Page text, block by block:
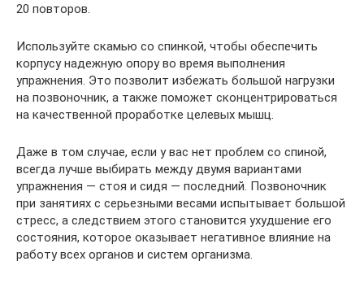
20 повторов.
Используйте скамью со спинкой, чтобы обеспечить
корпусу надежную опору во время выполнения
упражнения. Это позволит избежать большой нагрузки
на позвоночник, а также поможет сконцентрироваться
на качественной проработке целевых мышц.
Даже в том случае, если у вас нет проблем со спиной,
всегда лучше выбирать между двумя вариантами
упражнения — стоя и сидя — последний. Позвоночник
при занятиях с серьезными весами испытывает большой
стресс, а следствием этого становится ухудшение его
состояния, которое оказывает негативное влияние на
работу всех органов и систем организма.